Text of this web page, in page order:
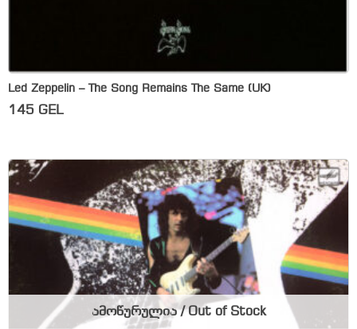
Led Zeppelin – The Song Remains The Same (UK)
145 GEL
ამოწურულია / Out of Stock